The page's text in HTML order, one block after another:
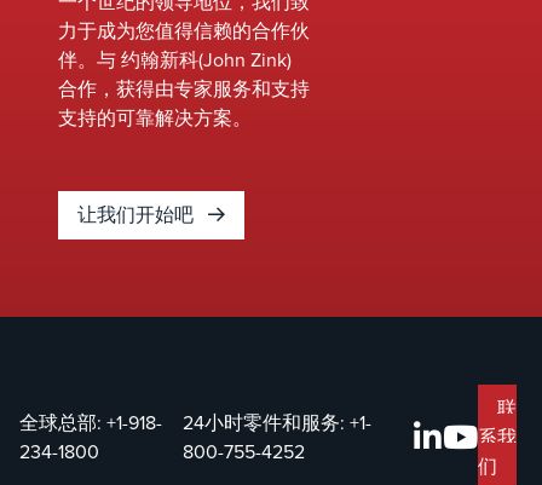
力于成为您值得信赖的合作伙
伴。与 约翰新科(John Zink)
合作，获得由专家服务和支持
支持的可靠解决方案。
让我们开始吧
全球总部: +1-918-
234-1800
24小时零件和服务:+1-
800-755-4252
联
系我
们